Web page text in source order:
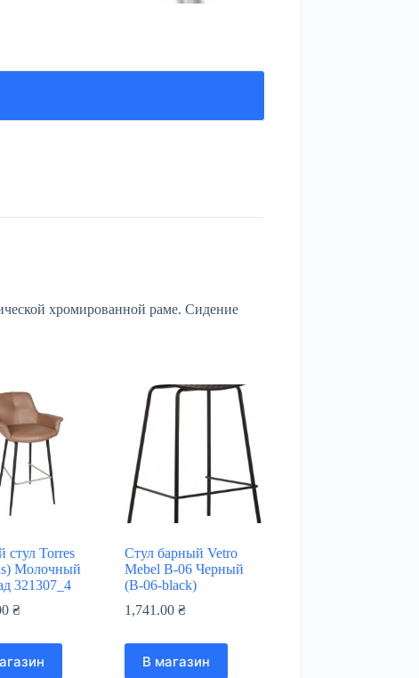
хромированной раме. Сидение
стул Torres
Молочный
321307_4
₴
Стул барный Vetro
Mebel B-06 Черный
(B-06-black)
1,741.00₴
В магазин